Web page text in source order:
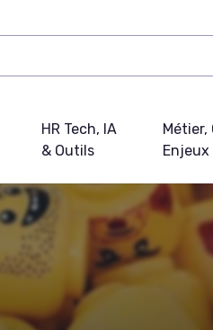
HR Tech, IA
& Outils
Métier,
Enjeux